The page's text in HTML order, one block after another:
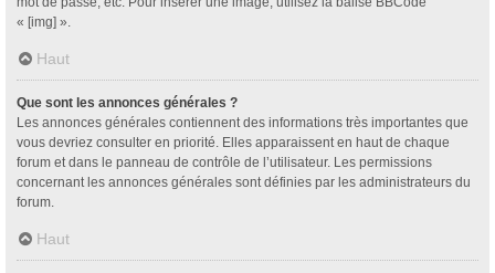
« [img] ».
Haut
Que sont les annonces générales ?
Les annonces générales contiennent des informations très importantes que
vous devriez consulter en priorité. Elles apparaissent en haut de chaque
forum et dans le panneau de contrôle de l’utilisateur. Les permissions
concernant les annonces générales sont définies par les administrateurs du
forum.
Haut